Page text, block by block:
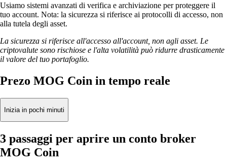
Usiamo sistemi avanzati di verifica e archiviazione per proteggere il
tuo account. Nota: la sicurezza si riferisce ai protocolli di accesso, non
alla tutela degli asset.
La sicurezza si riferisce all'accesso all'account, non agli asset. Le
criptovalute sono rischiose e l'alta volatilità può ridurre drasticamente
il valore del tuo portafoglio.
Prezo MOG Coin in tempo reale
Inizia in pochi minuti
3 passaggi per aprire un conto broker
MOG Coin